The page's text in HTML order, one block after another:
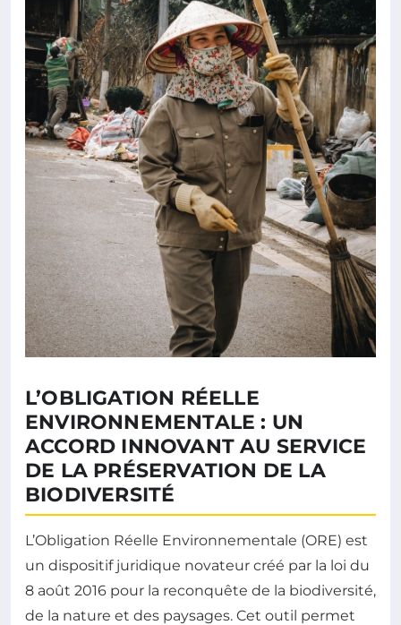
L’OBLIGATION RÉELLE
ENVIRONNEMENTALE : UN
ACCORD INNOVANT AU SERVICE
DE LA PRÉSERVATION DE LA
BIODIVERSITÉ
L’Obligation Réelle Environnementale (ORE) est
un dispositif juridique novateur créé par la loi du
8 août 2016 pour la reconquête de la biodiversité,
de la nature et des paysages. Cet outil permet